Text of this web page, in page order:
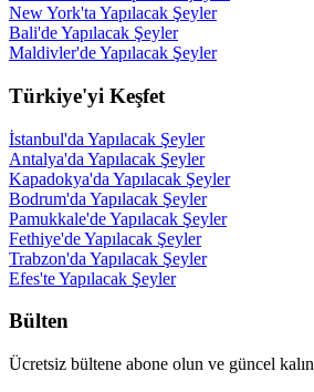
New York'ta Yapılacak Şeyler
Bali'de Yapılacak Şeyler
Maldivler'de Yapılacak Şeyler
Türkiye'yi Keşfet
İstanbul'da Yapılacak Şeyler
Antalya'da Yapılacak Şeyler
Kapadokya'da Yapılacak Şeyler
Bodrum'da Yapılacak Şeyler
Pamukkale'de Yapılacak Şeyler
Fethiye'de Yapılacak Şeyler
Trabzon'da Yapılacak Şeyler
Efes'te Yapılacak Şeyler
Bülten
Ücretsiz bültene abone olun ve güncel kalın